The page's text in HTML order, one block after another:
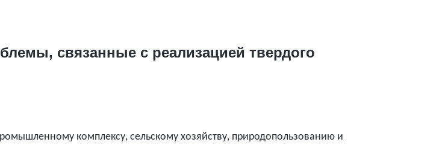
связанные с реализацией твердого
комплексу, сельскому хозяйству, природопользованию и